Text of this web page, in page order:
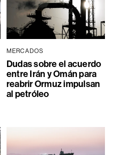
MERCADOS
Dudas sobre el acuerdo
entre Irán y Omán para
reabrir Ormuz impulsan
al petróleo